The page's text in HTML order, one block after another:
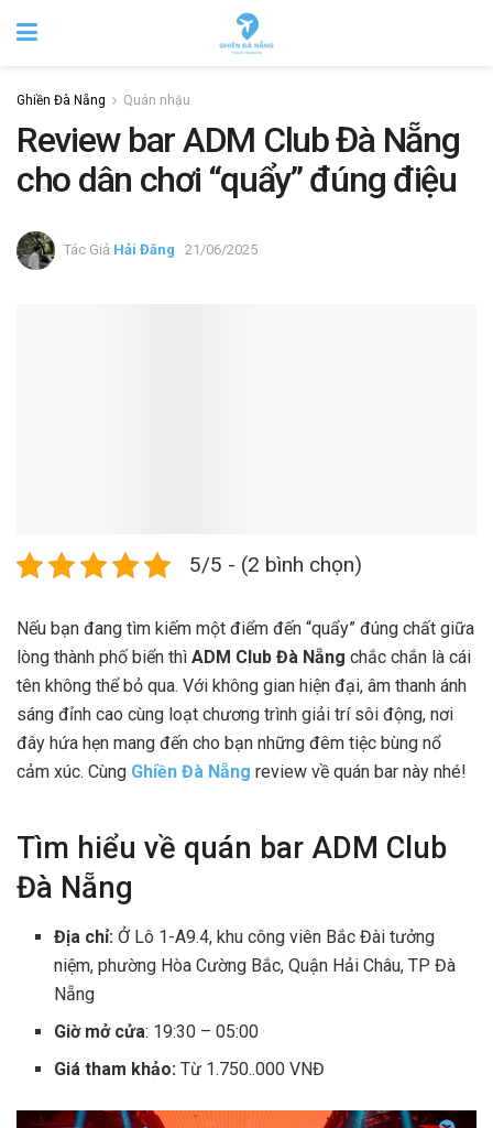
Ghiền Đà Nẵng Quán nhậu
Review bar ADM Club Đà Nẵng
cho dân chơi “quẩy” đúng điệu
Tác Giả Hải Đăng 21/06/2025
5/5 - (2 bình chọn)
Nếu bạn đang tìm kiếm một điểm đến “quẩy” đúng chất giữa
lòng thành phố biển thì ADM Club Đà Nẵng chắc chắn là cái
tên không thể bỏ qua. Với không gian hiện đại, âm thanh ánh
sáng đỉnh cao cùng loạt chương trình giải trí sôi động, nơi
đây hứa hẹn mang đến cho bạn những đêm tiệc bùng nổ
cảm xúc. Cùng Ghiền Đà Nẵng review về quán bar này nhé!
Tìm hiểu về quán bar ADM Club
Đà Nẵng
Địa chỉ:Ở Lô 1-A9.4, khu công viên Bắc Đài tưởng
niệm, phường Hòa Cường Bắc, Quận Hải Châu, TP Đà
Nẵng
Giờ mở cửa: 19:30 – 05:00
Giá tham khảo: Từ 1.750..000 VNĐ